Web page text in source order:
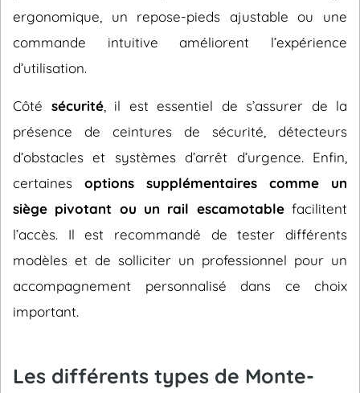
ergonomique, un repose-pieds ajustable ou une
commande intuitive améliorent l’expérience
d’utilisation.
Côté sécurité, il est essentiel de s’assurer de la
présence de ceintures de sécurité, détecteurs
d’obstacles et systèmes d’arrêt d’urgence. Enfin,
certaines options supplémentaires comme un
siège pivotant ou un rail escamotablefacilitent
l’accès. Il est recommandé de tester différents
modèles et de solliciter un professionnel pour un
accompagnement personnalisé dans ce choix
important.
Les différents types de Monte-